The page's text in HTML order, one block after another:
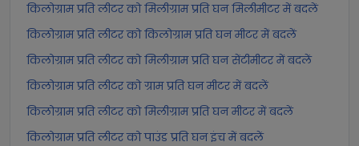
किलोग्राम प्रति लीटर को मिलीग्राम प्रति घन मिलीमीटर में बदलें
किलोग्राम प्रति लीटर को किलोग्राम प्रति घन मीटर में बदलें
किलोग्राम प्रति लीटर को मिलीग्राम प्रति घन सेंटीमीटर में बदलें
किलोग्राम प्रति लीटर को ग्राम प्रति घन मीटर में बदलें
किलोग्राम प्रति लीटर को मिलीग्राम प्रति घन मीटर में बदलें
किलोग्राम प्रति लीटर को पाउंड प्रति घन इंच में बदलें